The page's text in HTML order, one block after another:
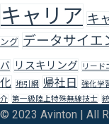
キャリア キ
ング データサイエ
バ リスキリング リード
化 地引網 帰社日 強化学
介 第一級陸上特殊無線技士
© 2023 Avinton | All